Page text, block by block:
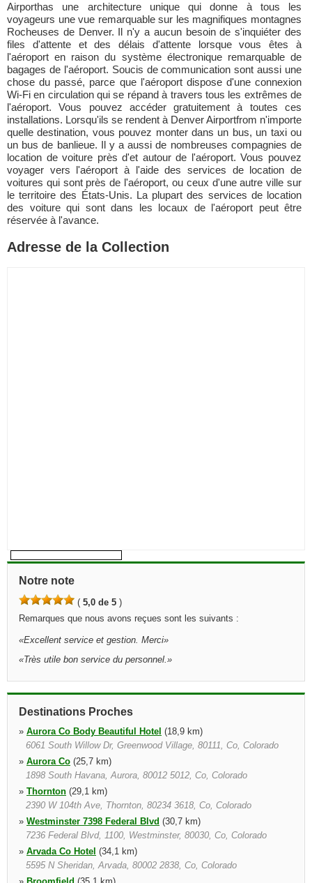
Airporthas une architecture unique qui donne à tous les
voyageurs une vue remarquable sur les magnifiques montagnes
Rocheuses de Denver. Il n'y a aucun besoin de s'inquiéter des
files d'attente et des délais d'attente lorsque vous êtes à
l'aéroport en raison du système électronique remarquable de
bagages de l'aéroport. Soucis de communication sont aussi une
chose du passé, parce que l'aéroport dispose d'une connexion
Wi-Fi en circulation qui se répand à travers tous les extrêmes de
l'aéroport. Vous pouvez accéder gratuitement à toutes ces
installations. Lorsqu'ils se rendent à Denver Airportfrom n'importe
quelle destination, vous pouvez monter dans un bus, un taxi ou
un bus de banlieue. Il y a aussi de nombreuses compagnies de
location de voiture près d'et autour de l'aéroport. Vous pouvez
voyager vers l'aéroport à l'aide des services de location de
voitures qui sont près de l'aéroport, ou ceux d'une autre ville sur
le territoire des États-Unis. La plupart des services de location
des voiture qui sont dans les locaux de l'aéroport peut être
réservée à l'avance.
Adresse de la Collection
Notre note
( 5,0 de 5 )
Remarques que nous avons reçues sont les suivants :
«Excellent service et gestion. Merci»
«Très utile bon service du personnel.»
Destinations Proches
» Aurora Co Body Beautiful Hotel (18,9 km)
6061 South Willow Dr, Greenwood Village, 80111, Co, Colorado
» Aurora Co (25,7 km)
1898 South Havana, Aurora, 80012 5012, Co, Colorado
» Thornton (29,1 km)
2390 W 104th Ave, Thornton, 80234 3618, Co, Colorado
» Westminster 7398 Federal Blvd (30,7 km)
7236 Federal Blvd, 1100, Westminster, 80030, Co, Colorado
» Arvada Co Hotel (34,1 km)
5595 N Sheridan, Arvada, 80002 2838, Co, Colorado